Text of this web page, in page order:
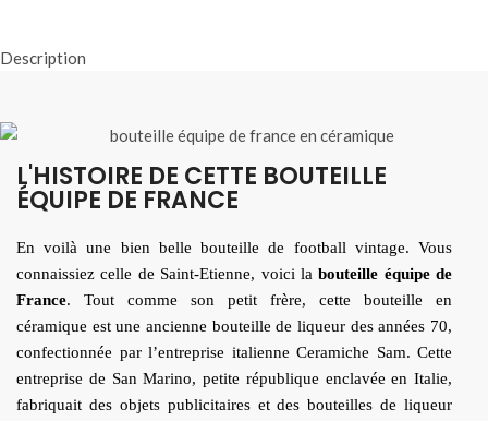
Description
L'HISTOIRE DE CETTE BOUTEILLE
ÉQUIPE DE FRANCE
En voilà une bien belle bouteille de football vintage. Vous
connaissiez celle de Saint-Etienne, voici labouteille équipe de
France. Tout comme son petit frère, cette bouteille en
céramique est une ancienne bouteille de liqueur des années 70,
confectionnée par l’entreprise italienne Ceramiche Sam. Cette
entreprise de San Marino, petite république enclavée en Italie,
fabriquait des objets publicitaires et des bouteilles de liqueur